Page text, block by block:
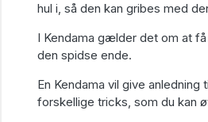
hul i, så den kan gribes med
I Kendama gælder det om at
den spidse ende.
En Kendama vil give
forskellige tricks, som du kan